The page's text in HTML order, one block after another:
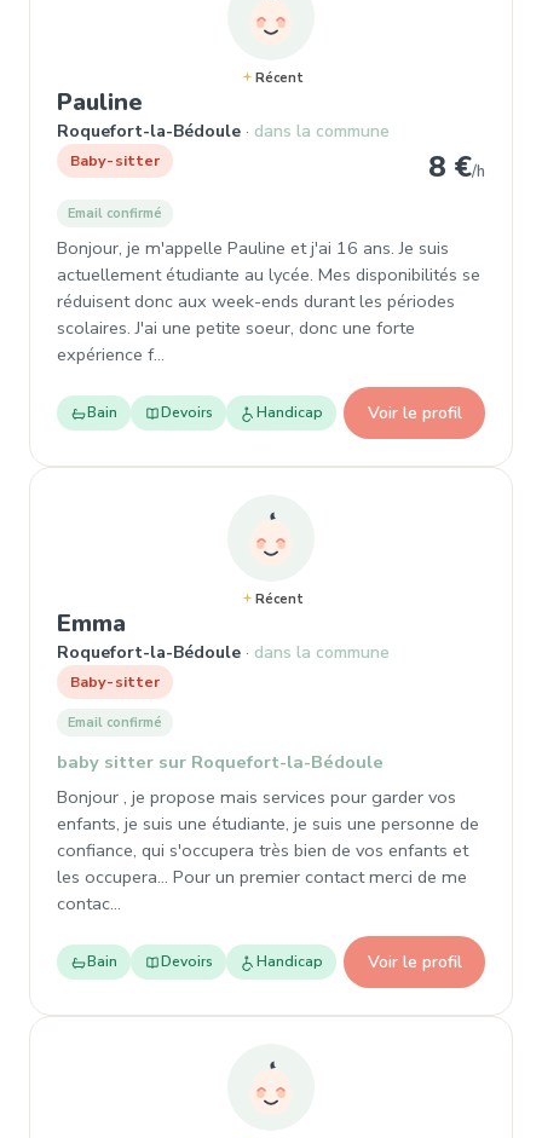
Récent
Pauline
Roquefort-la-Bédoule dans la commune
Baby-sitter 8 €/h
Email confirmé
Bonjour, je m'appelle Pauline et j'ai 16 ans. Je suis
actuellement étudiante au lycée. Mes disponibilités se
réduisent donc aux week-ends durant les périodes
scolaires. J'ai une petite soeur, donc une forte
expérience f…
Bain Devoirs Handicap Voir le profil
Récent
Emma
Roquefort-la-Bédoule dans la commune
Baby-sitter
Email confirmé
baby sitter sur Roquefort-la-Bédoule
Bonjour , je propose mais services pour garder vos
enfants, je suis une étudiante, je suis une personne de
confiance, qui s'occupera très bien de vos enfants et
les occupera... Pour un premier contact merci de me
contac…
Bain Devoirs Handicap Voir le profil